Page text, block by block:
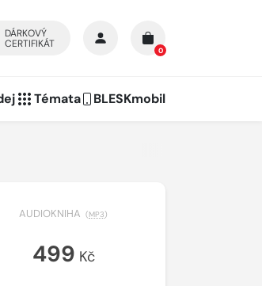
DÁRKOVÝ
CERTIFIKÁT
0
Témata BLESKmobil
AUDIOKNIHA (MP3)
499 Kč